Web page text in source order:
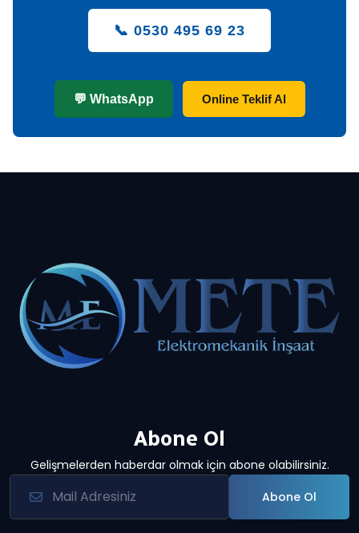
📞 0530 495 69 23
💬 WhatsApp Online Teklif Al
Abone Ol
Gelişmelerden haberdar olmak için abone olabilirsiniz.
Abone Ol